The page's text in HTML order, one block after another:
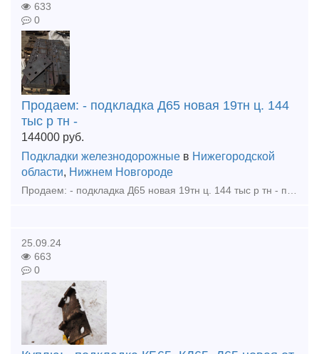
633
0
Продаем: - подкладка Д65 новая 19тн ц. 144
тыс р тн -
144000 руб.
Подкладки железнодорожные в Нижегородской
области, Нижнем Новгороде
Продаем: - подкладка Д65 новая 19тн ц. 144 тыс р тн - подкладка КД65 новая 0,5тн ц. 144 тыс р тн - рельсы р65 1гр ц. 66000р тн Купим - Запчасти от стрелочных переводов (башмаки, лафеты, тяги
25.09.24
663
0